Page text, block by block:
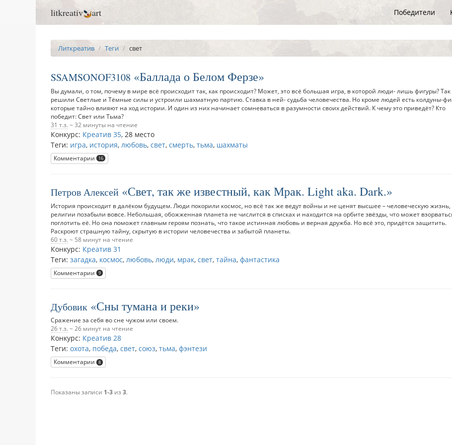
litkreativ art Победители
Литкреатив Теги свет
SSAMSONOF3108 Баллада о Белом Ферзе
Вы думали, о том, почему в мире всё происходит так, как происходит? Может, это всё большая игра, в которой люди- лишь фигуры? Так
решили Светлые и Тёмные силы и устроили шахматную партию. Ставка в ней- судьба человечества. Но кроме людей есть колдуны-
которые тайно влияют на ход истории. И один из них начинает сомневаться в разумности своих действий. К чему это приведёт? Кто
победит: Свет или Тьма?
31 т.з. ~ 32 минуты на чтение
Конкурс: Креатив 35, 28 место
Теги: игра, история, любовь, свет, смерть, тьма, шахматы
Комментарии 16
Петров Алексей Свет, так же известный, как Мрак. Light aka. Dark.
История происходит в далёком будущем. Люди покорили космос, но всё так же ведут войны и не ценят высшее – человеческую жизнь,
религии позабыли вовсе. Небольшая, обожженная планета не числится в списках и находится на орбите звёзды, что может
поглотить её. Но она поможет главным героям познать, что такое истинная любовь и верная дружба. Но всё это, придётся защитить.
Раскроют страшную тайну, скрытую в истории человечества и забытой планеты.
60 т.з. ~ 58 минут на чтение
Конкурс: Креатив 31
Теги: загадка, космос, любовь, люди, мрак, свет, тайна, фантастика
Комментарии 9
Дубовик Сны тумана и реки
Сражение за себя во сне чужом или своем.
26 т.з. ~ 26 минут на чтение
Конкурс: Креатив 28
Теги: охота, победа, свет, союз, тьма, фэнтези
Комментарии 8
Показаны записи 1-3 из 3.